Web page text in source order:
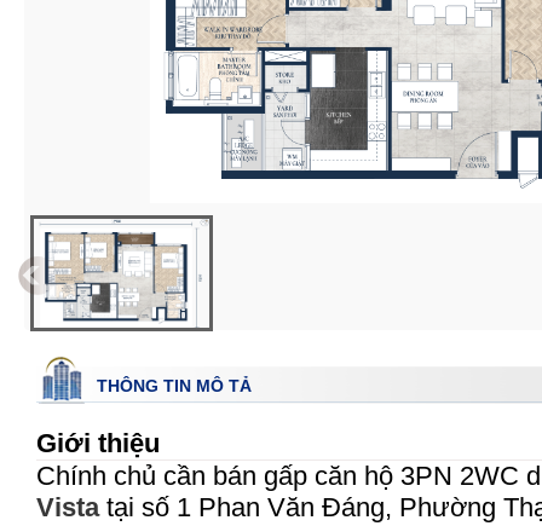
THÔNG TIN MÔ TẢ
Giới thiệu
Chính chủ cần bán gấp căn hộ 3PN 2WC
Vistatại số 1 Phan Văn Đáng, Phường